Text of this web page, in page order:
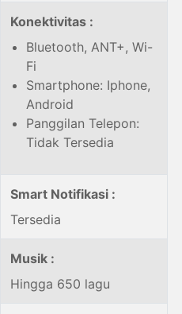
Konektivitas :
Bluetooth, ANT+, Wi-
Fi
Smartphone: Iphone,
Android
Panggilan Telepon:
Tidak Tersedia
Smart Notifikasi :
Tersedia
Musik :
Hingga 650 lagu